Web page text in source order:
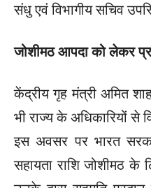
संधु एवं विभागीय सचिव
जोशीमठ आपदा को लेकर
केंद्रीय गृह मंत्री अमित
भी राज्य के अधिकारियों से
इस अवसर पर भारत
सहायता राशि जोशीमठ